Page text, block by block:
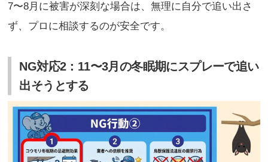
7〜8月に被害が深刻な場合は、無理に自分で追い出さ
ず、プロに相談するのが安全です。
NG対応2：11〜3月の冬眠期にスプレーで追い
出そうとする